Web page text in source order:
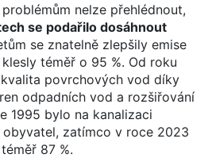
nelze přehlédnout,
se podařilo dosáhnout
se znatelně zlepšily emise
téměř o 95 %. Od roku
povrchových vod díky
odpadních vod a rozšiřování
1995 bylo na kanalizaci
obyvatel, zatímco v roce 2023
87 %.